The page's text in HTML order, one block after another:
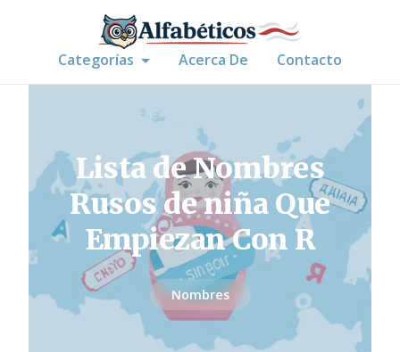
Categorías Acerca De Contacto
Lista de Nombres
Rusos de niña Que
Empiezan Con R
Nombres